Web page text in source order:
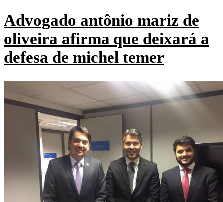
Advogado antônio mariz de
oliveira afirma que deixará a
defesa de michel temer